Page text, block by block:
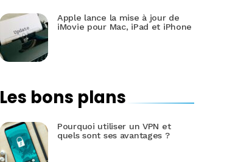
Apple lance la mise à jour de
iMovie pour Mac, iPad et iPhone
Les bons plans
Pourquoi utiliser un VPN et
quels sont ses avantages ?